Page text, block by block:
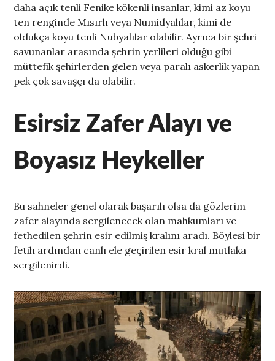
daha açık tenli Fenike kökenli insanlar, kimi az koyu
ten renginde Mısırlı veya Numidyalılar, kimi de
oldukça koyu tenli Nubyalılar olabilir. Ayrıca bir şehri
savunanlar arasında şehrin yerlileri olduğu gibi
müttefik şehirlerden gelen veya paralı askerlik yapan
pek çok savaşçı da olabilir.
Esirsiz Zafer Alayı ve
Boyasız Heykeller
Bu sahneler genel olarak başarılı olsa da gözlerim
zafer alayında sergilenecek olan mahkumları ve
fethedilen şehrin esir edilmiş kralını aradı. Böylesi bir
fetih ardından canlı ele geçirilen esir kral mutlaka
sergilenirdi.